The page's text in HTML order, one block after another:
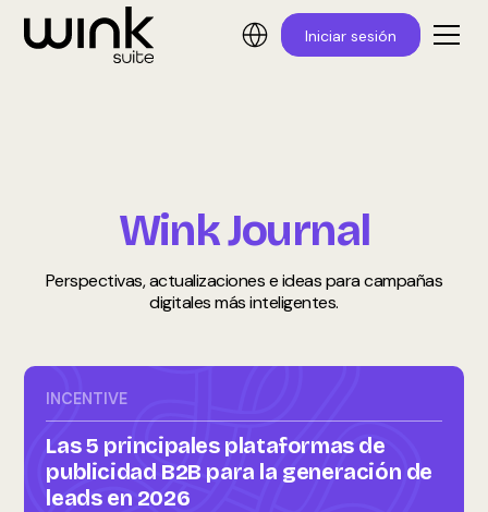
Iniciar sesión
Wink Journal
Perspectivas, actualizaciones e ideas para campañas
digitales más inteligentes.
INCENTIVE
Las 5 principales plataformas de
publicidad B2B para la generación de
leads en 2026